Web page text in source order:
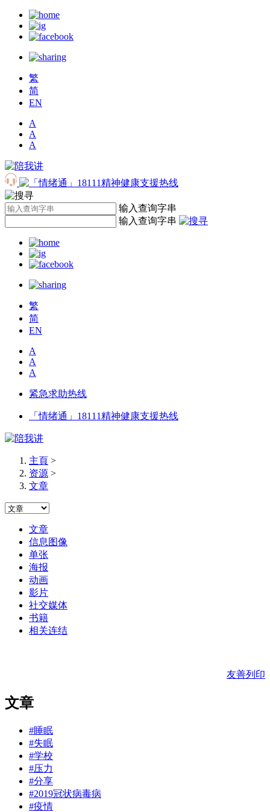
繁
简
EN
A
A
A
输入查询字串
输入查询字串
繁
简
EN
A
A
A
紧急求助热线
「情绪通」18111精神健康支援热线
主頁 >
资源 >
文章
文章
信息图像
单张
海报
动画
影片
社交媒体
书籍
相关连结
友善列印
文章
#睡眠
#失眠
#学校
#压力
#分享
#2019冠状病毒病
#疫情